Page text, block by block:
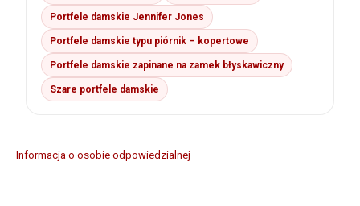
Portfele damskie Jennifer Jones
Portfele damskie typu piórnik – kopertowe
Portfele damskie zapinane na zamek błyskawiczny
Szare portfele damskie
Informacja o osobie odpowiedzialnej